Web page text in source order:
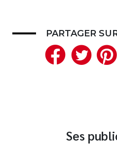
Meilleurs vendeurs
Page vedette
PARTAGER
Ses